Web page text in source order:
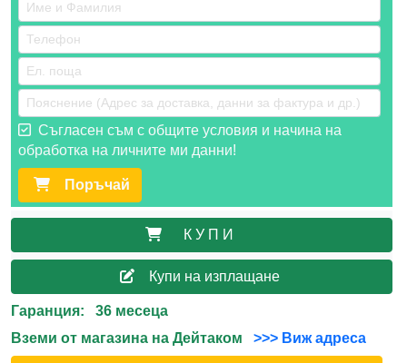
Съгласен съм с общите условия и начина на
обработка на личните ми данни!
Поръчай
К У П И
Купи на изплащане
Гаранция: 36 месеца
Вземи от магазина на Дейтаком
>>> Виж адреса